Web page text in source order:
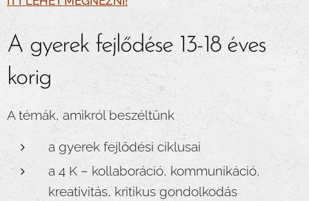
A gyerek fejlődése 13-18 éves
korig
A témák, amikról beszéltünk
a gyerek fejlődési ciklusai
a 4 K – kollaboráció, kommunikáció,
kreativitás, kritikus gondolkodás